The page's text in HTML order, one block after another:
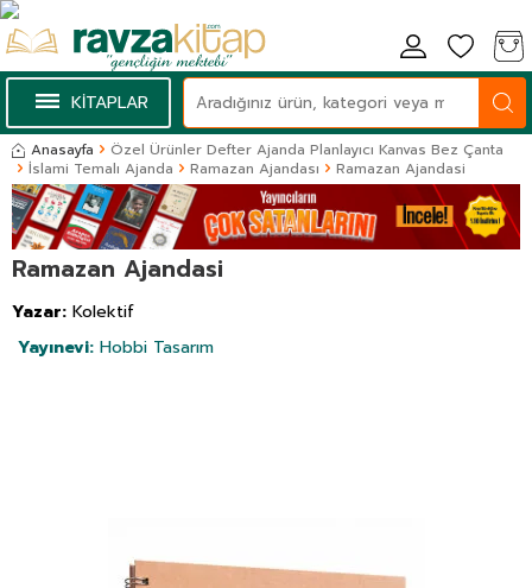
KİTAPLAR
Anasayfa
Özel Ürünler Defter Ajanda Planlayıcı Kanvas Bez Çanta
İslami Temalı Ajanda
Ramazan Ajandası Ramazan Ajandasi
Ramazan Ajandasi
Yazar: Kolektif
Yayınevi: Hobbi Tasarım